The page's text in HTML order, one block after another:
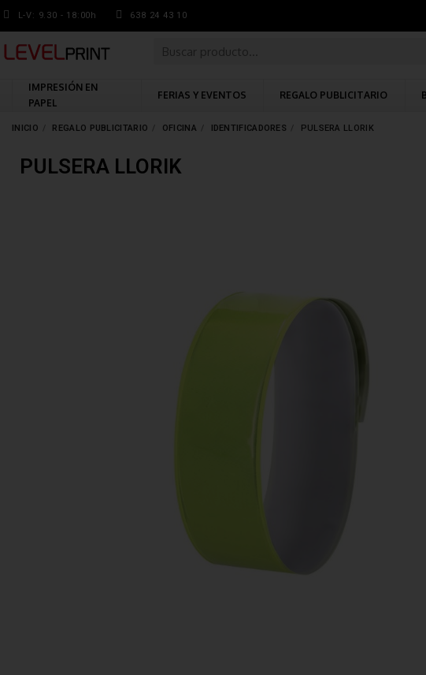
L-V: 9.30 - 18:00h 638 24 43 10
IMPRESIÓN EN
PAPEL
FERIAS Y EVENTOS REGALO PUBLICITARIO
INICIO REGALO PUBLICITARIO OFICINA IDENTIFICADORES PULSERA LLORIK
PULSERA LLORIK